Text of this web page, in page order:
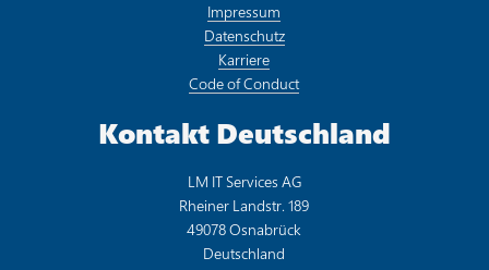
Impressum
Datenschutz
Karriere
Code of Conduct
Kontakt Deutschland
LM IT Services AG
Rheiner Landstr. 189
49078 Osnabrück
Deutschland